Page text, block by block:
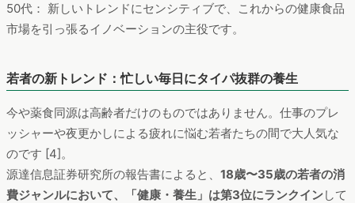
50代： 新しいトレンドにセンシティブで、これからの健康食品
市場を引っ張るイノベーションの主役です。
若者の新トレンド：忙しい毎日にタイパ抜群の養生
今や薬食同源は高齢者だけのものではありません。仕事のプレ
ッシャーや夜更かしによる疲れに悩む若者たちの間で大人気な
のです [4]。
源達信息証券研究所の報告書によると、 18歳〜35歳の若者の消
費ジャンルにおいて、「健康・養生」は第3位にランクインして